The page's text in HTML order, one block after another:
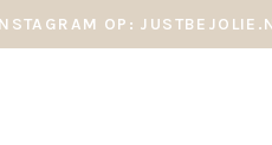
OP: